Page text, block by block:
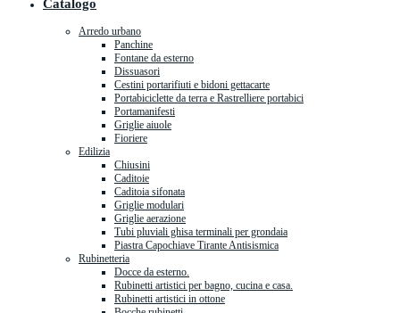
Catalogo
Arredo urbano
Panchine
Fontane da esterno
Dissuasori
Cestini portarifiuti e bidoni gettacarte
Portabiciclette da terra e Rastrelliere portabici
Portamanifesti
Griglie aiuole
Fioriere
Edilizia
Chiusini
Caditoie
Caditoia sifonata
Griglie modulari
Griglie aerazione
Tubi pluviali ghisa terminali per grondaia
Piastra Capochiave Tirante Antisismica
Rubinetteria
Docce da esterno.
Rubinetti artistici per bagno, cucina e casa.
Rubinetti artistici in ottone